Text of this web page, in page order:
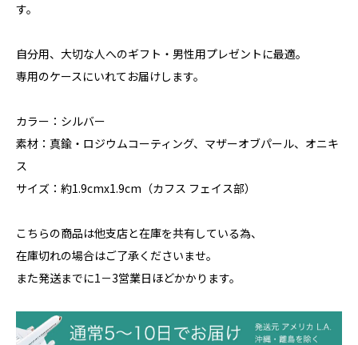
す。
自分用、大切な人へのギフト・男性用プレゼントに最適。
専用のケースにいれてお届けします。
カラー：シルバー
素材：真鍮・ロジウムコーティング、マザーオブパール、オニキ
ス
サイズ：約1.9cmx1.9cm（カフス フェイス部）
こちらの商品は他支店と在庫を共有している為、
在庫切れの場合はご了承くださいませ。
また発送までに1－3営業日ほどかかります。